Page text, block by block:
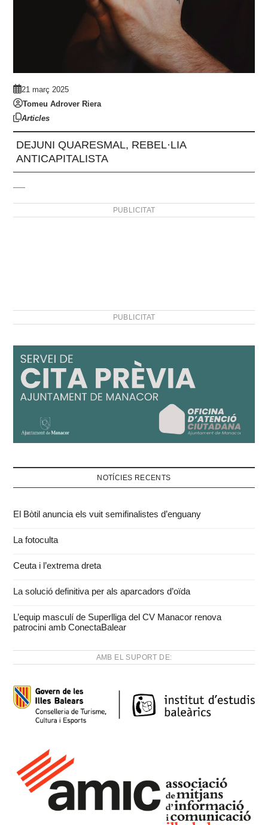
21 març 2025
Tomeu Adrover Riera
Articles
DEJUNI QUARESMAL, REBEL·LIA
ANTICAPITALISTA
PUBLICITAT
PUBLICITAT
NOTÍCIES RECENTS
El Bòtil anuncia els vuit semifinalistes d’enguany
La fotoculta
Ceuta i l’extrema dreta
La solució definitiva per als aparcadors d’oïda
L’equip masculí de Superlliga del CV Manacor renova
patrocini amb ConectaBalear
AMB EL SUPORT DE: